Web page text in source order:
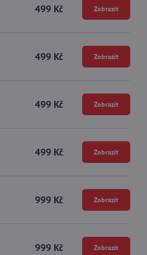
499 Kč Zobrazit
499 Kč Zobrazit
499 Kč Zobrazit
499 Kč Zobrazit
999 Kč Zobrazit
999 Kč Zobrazit